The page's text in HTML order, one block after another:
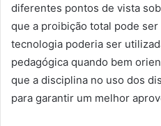
diferentes pontos de vista
que a proibição total pode
tecnologia poderia ser
pedagógica quando bem
que a disciplina no uso dos
para garantir um melhor